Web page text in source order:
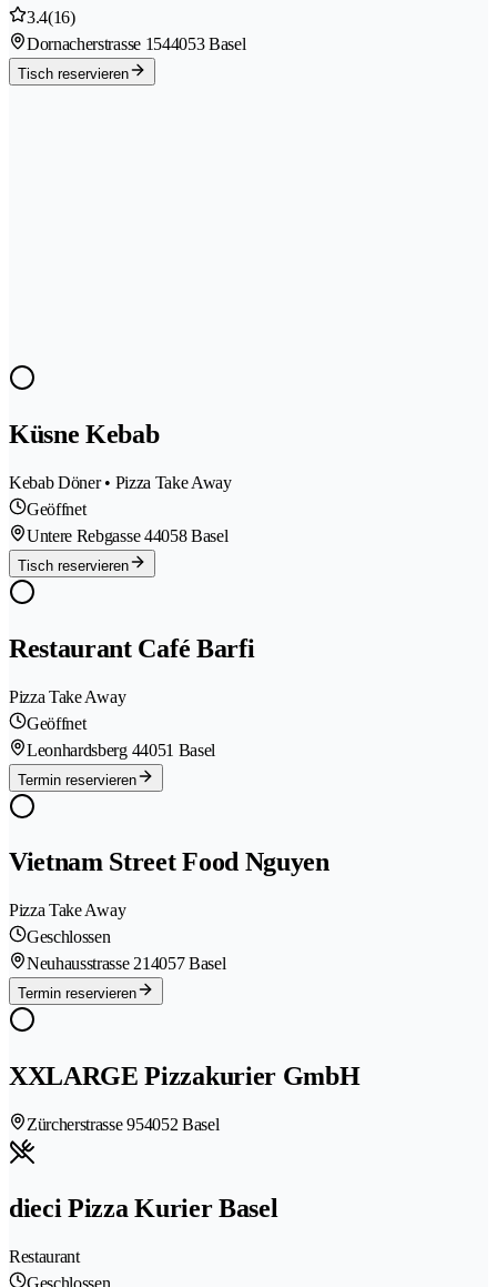
3.4(16)
Dornacherstrasse 1544053 Basel
Tisch reservieren
Küsne Kebab
Kebab Döner • Pizza Take Away
Geöffnet
Untere Rebgasse 44058 Basel
Tisch reservieren
Restaurant Café Barfi
Pizza Take Away
Geöffnet
Leonhardsberg 44051 Basel
Termin reservieren
Vietnam Street Food Nguyen
Pizza Take Away
Geschlossen
Neuhausstrasse 214057 Basel
Termin reservieren
XXLARGE Pizzakurier GmbH
Zürcherstrasse 954052 Basel
dieci Pizza Kurier Basel
Restaurant
Geschlossen